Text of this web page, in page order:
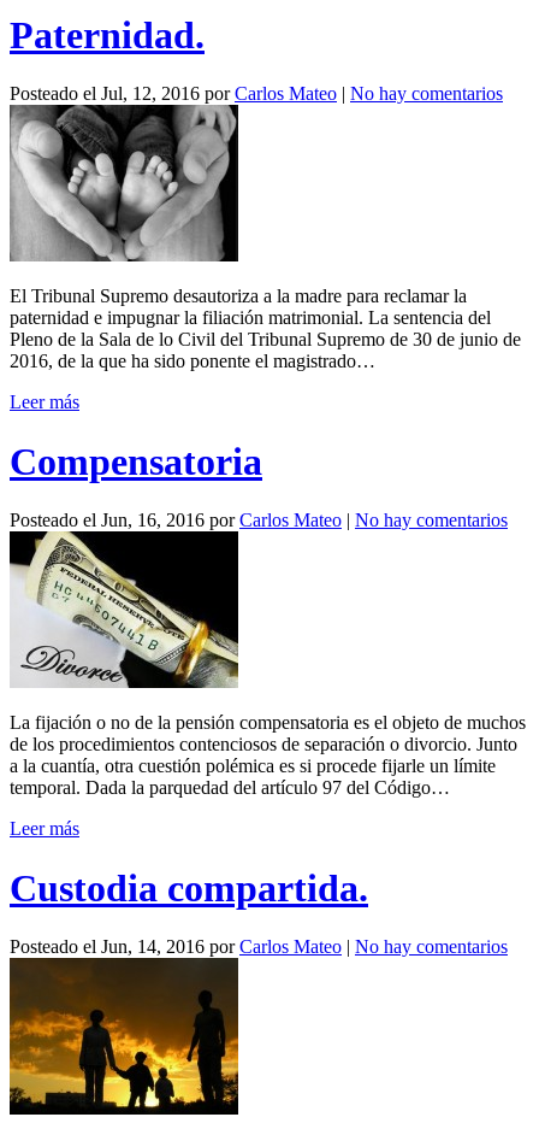
Paternidad.
Posteado el Jul, 12, 2016 porCarlos Mateo | No hay comentarios
El Tribunal Supremo desautoriza a la madre para reclamar la
paternidad e impugnar la filiación matrimonial. La sentencia del
Pleno de la Sala de lo Civil del Tribunal Supremo de 30 de junio de
2016, de la que ha sido ponente el magistrado…
Leer más
Compensatoria
Posteado el Jun, 16, 2016 porCarlos Mateo | No hay comentarios
La fijación o no de la pensión compensatoria es el objeto de muchos
de los procedimientos contenciosos de separación o divorcio. Junto
a la cuantía, otra cuestión polémica es si procede fijarle un límite
temporal. Dada la parquedad del artículo 97 del Código…
Leer más
Custodia compartida.
Posteado el Jun, 14, 2016 porCarlos Mateo | No hay comentarios